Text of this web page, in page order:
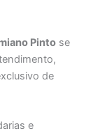
Pinto se
de
e